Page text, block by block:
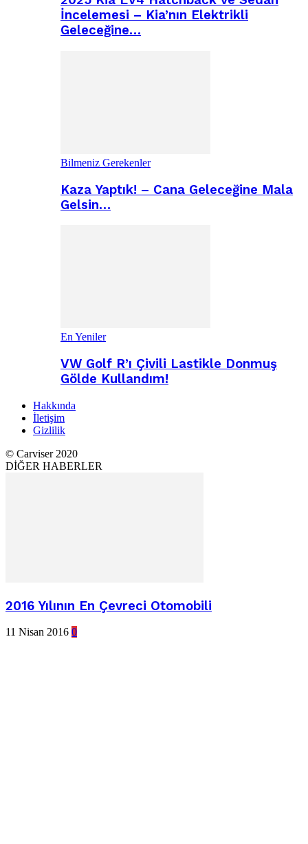
İncelemesi – Kia’nın Elektrikli
Geleceğine…
Bilmeniz Gerekenler
Kaza Yaptık! – Cana Geleceğine Mala
Gelsin…
En Yeniler
VW Golf R’ı Çivili Lastikle Donmuş
Gölde Kullandım!
Hakkında
İletişim
Gizlilik
© Carviser 2020
DİĞER HABERLER
2016 Yılının En Çevreci Otomobili
11 Nisan 2016 0